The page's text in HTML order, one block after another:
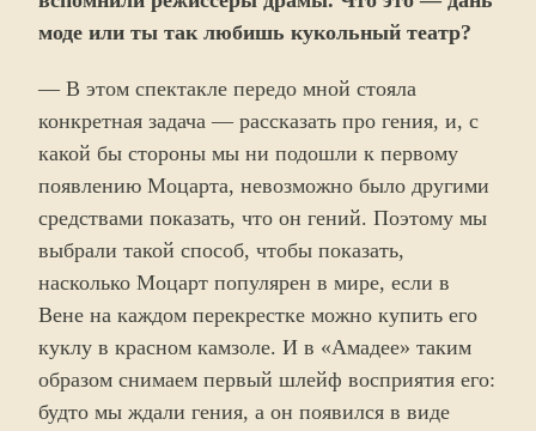
моде или ты так любишь кукольный театр?
— В этом спектакле передо мной стояла
конкретная задача — рассказать про гения, и, с
какой бы стороны мы ни подошли к первому
появлению Моцарта, невозможно было другими
средствами показать, что он гений. Поэтому мы
выбрали такой способ, чтобы показать,
насколько Моцарт популярен в мире, если в
Вене на каждом перекрестке можно купить его
куклу в красном камзоле. И в «Амадее» таким
образом снимаем первый шлейф восприятия его:
будто мы ждали гения, а он появился в виде